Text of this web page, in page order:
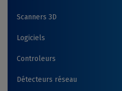
Scanners 3D
Logiciels
Controleurs
Détecteurs réseau